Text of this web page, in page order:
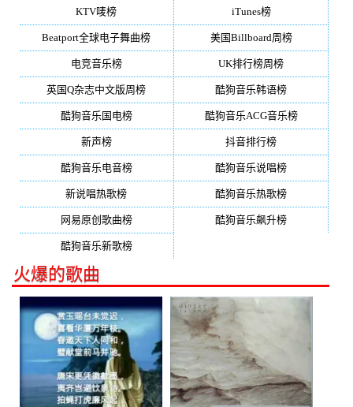
KTV唛榜 iTunes榜
Beatport全球电子舞曲榜 美国Billboard周榜
电竞音乐榜 UK排行榜周榜
英国Q杂志中文版周榜 酷狗音乐韩语榜
酷狗音乐国电榜 酷狗音乐ACG音乐榜
新声榜 抖音排行榜
酷狗音乐电音榜 酷狗音乐说唱榜
新说唱热歌榜 酷狗音乐热歌榜
网易原创歌曲榜 酷狗音乐飙升榜
酷狗音乐新歌榜
火爆的歌曲